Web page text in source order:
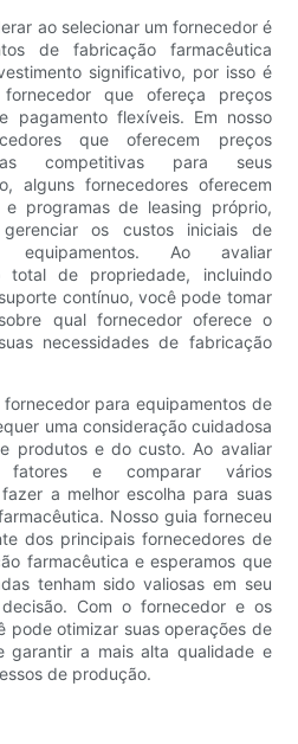
ao selecionar um fornecedor é
de fabricação farmacêutica
significativo, por isso é
que ofereça preços
pagamento flexíveis. Em nosso
que oferecem preços
competitivas para seus
alguns fornecedores oferecem
programas de leasing próprio,
os custos iniciais de
Ao avaliar
total de propriedade, incluindo
contínuo, você pode tomar
qual fornecedor oferece o
necessidades de fabricação
para equipamentos de
uma consideração cuidadosa
produtos e do custo. Ao avaliar
fatores e comparar vários
a melhor escolha para suas
Nosso guia forneceu
dos principais fornecedores de
farmacêutica e esperamos que
tenham sido valiosas em seu
Com o fornecedor e os
pode otimizar suas operações de
garantir a mais alta qualidade e
de produção.